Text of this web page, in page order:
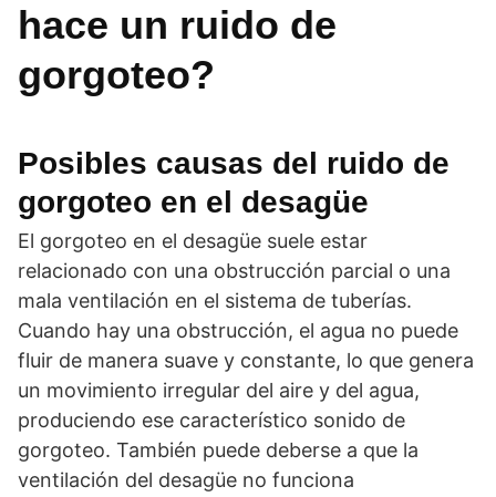
hace un ruido de
gorgoteo?
Posibles causas del ruido de
gorgoteo en el desagüe
El gorgoteo en el desagüe suele estar
relacionado con una obstrucción parcial o una
mala ventilación en el sistema de tuberías.
Cuando hay una obstrucción, el agua no puede
fluir de manera suave y constante, lo que genera
un movimiento irregular del aire y del agua,
produciendo ese característico sonido de
gorgoteo. También puede deberse a que la
ventilación del desagüe no funciona